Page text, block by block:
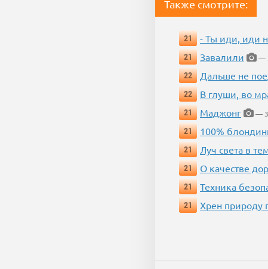
Также смотрите:
21 - Ты иди, иди
21
Завалили
—
22
Дальше не
22
В глуши, во
21
Маджонг
— 3
21
100%
21
Луч света в
21
О качестве
21
Техника
21
Хрен природу